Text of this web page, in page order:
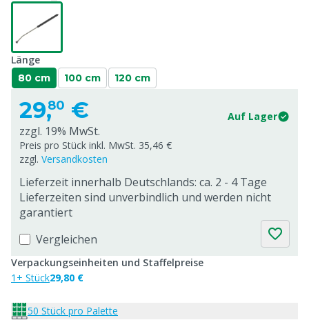
Länge
80 cm 100 cm 120 cm
29,80 € Auf Lager
zzgl. 19% MwSt.
Preis pro Stück inkl. MwSt. 35,46 €
zzgl. Versandkosten
Lieferzeit innerhalb Deutschlands: ca. 2 - 4 Tage
Lieferzeiten sind unverbindlich und werden nicht
garantiert
Vergleichen
Verpackungseinheiten und Staffelpreise
1+ Stück29,80 €
50 Stück pro Palette